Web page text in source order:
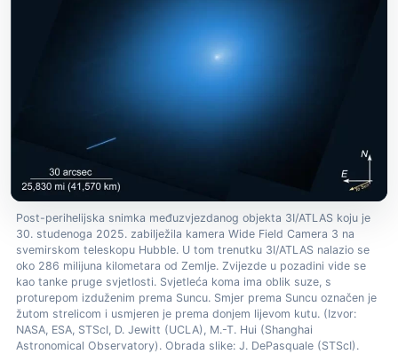
Post-perihelijska snimka međuzvjezdanog objekta 3I/ATLAS koju je
30. studenoga 2025. zabilježila kamera Wide Field Camera 3 na
svemirskom teleskopu Hubble. U tom trenutku 3I/ATLAS nalazio se
oko 286 milijuna kilometara od Zemlje. Zvijezde u pozadini vide se
kao tanke pruge svjetlosti. Svjetleća koma ima oblik suze, s
proturepom izduženim prema Suncu. Smjer prema Suncu označen je
žutom strelicom i usmjeren je prema donjem lijevom kutu. (Izvor:
NASA, ESA, STScI, D. Jewitt (UCLA), M.-T. Hui (Shanghai
Astronomical Observatory). Obrada slike: J. DePasquale (STScI).